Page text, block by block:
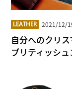
LEATHER 2021/12/
自分へのクリ
ブリティッシ